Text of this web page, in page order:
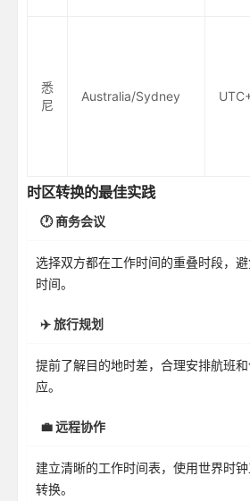
悉
尼
Australia/Sydney
时区转换的最佳实践
🕐 商务会议
选择双方都在工作时间的重叠时段，
时间。
✈️ 旅行规划
提前了解目的地时差，合理安排航班
应。
💼 远程协作
建立清晰的工作时间表，使用世界时
转换。